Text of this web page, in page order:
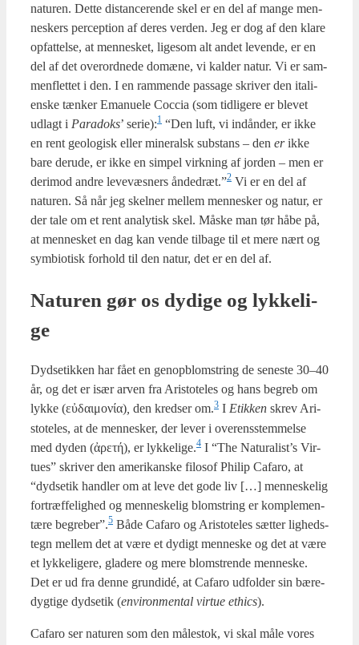
natu­ren. Det­te distan­ce­ren­de skel er en del af man­ge men­
ne­skers per­cep­tion af deres ver­den. Jeg er dog af den kla­re
opfat­tel­se, at men­ne­sket, lige­som alt andet leven­de, er en
del af det over­ord­ne­de domæ­ne, vi kal­der natur. Vi er sam­
men­flet­tet i den. I en ram­men­de pas­sa­ge skri­ver den ita­li­
en­ske tæn­ker Ema­nu­e­le Coc­cia (som tid­li­ge­re er ble­vet
udlagt i Para­doks’ serie):1 “Den luft, vi indån­der, er ikke
en rent geo­lo­gisk eller mine­ralsk sub­stans – den erikke
bare der­u­de, er ikke en sim­pel virk­ning af jor­den – men er
der­i­mod andre leve­væs­ners åndedræt.”2 Vi er en del af
natu­ren. Så når jeg skel­ner mel­lem men­ne­sker og natur, er
der tale om et rent ana­ly­tisk skel. Måske man tør håbe på,
at men­ne­sket en dag kan ven­de til­ba­ge til et mere nært og
sym­bi­o­tisk for­hold til den natur, det er en del af.
Natu­ren gør os dydi­ge og lyk­ke­li­
ge
Dyds­etik­ken har fået en genopblom­string de sene­ste 30–40
år, og det er især arven fra Ari­sto­te­les og hans begreb om
lyk­ke (εὐδαιμονία), den kred­ser om.3 I Etik­ken skrev Ari­
sto­te­les, at de men­ne­sker, der lever i over­ens­stem­mel­se
med dyden (ἀρετή), er lykkelige.4 I “The Natu­ra­list’s Vir­
tu­es” skri­ver den ame­ri­kan­ske filo­sof Phi­lip Cafa­ro, at
“dyds­etik hand­ler om at leve det gode liv […] men­ne­ske­lig
fortræf­fe­lig­hed og men­ne­ske­lig blom­string er kom­ple­men­
tæ­re begreber”.5 Både Cafa­ro og Ari­sto­te­les sæt­ter lig­heds­
tegn mel­lem det at være et dydigt men­ne­ske og det at være
et lyk­ke­li­ge­re, gla­de­re og mere blom­stren­de men­ne­ske.
Det er ud fra den­ne grun­didé, at Cafa­ro udfol­der sin bære­
dyg­ti­ge dyds­etik (environ­men­tal vir­tue eth­ics).
Cafa­ro ser natu­ren som den måle­stok, vi skal måle vores